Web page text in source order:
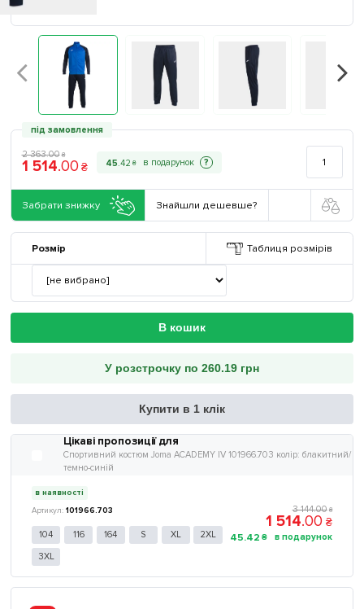
під замовлення
2 363.00 ₴
1 514.00 ₴ 45.42 ₴ ?
Забрати знижку Знайшли дешевше?
Розмір Таблиця розмірів
В кошик
У розстрочку по 260.19 грн
Купити в 1 клік
Цікаві пропозиції для
Спортивний костюм Joma ACADEMY IV 101966.703 колір: блакитний/
темно-синій
в наявності
101966.703
104 116 164 S XL 2XL
3XL
3 144.00 ₴
1 514.00 ₴
45.42 ₴